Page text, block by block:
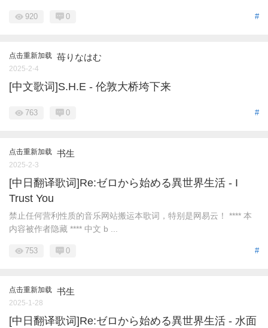
#
920 0
点击重新加载 苺りなはむ
2025-2-4
[中文歌词]S.H.E - 伦敦大桥垮下来
#
763 0
点击重新加载 书生
2025-2-3
[中日翻译歌词]Re:ゼロから始める異世界生活 - I
Trust You
禁止任何营利性质的音乐网站搬运本歌词，特别是网易云！ **** 本
内容被作者隐藏 **** 中文 b ...
#
753 0
点击重新加载 书生
2025-1-28
[中日翻译歌词]Re:ゼロから始める異世界生活 - 水面